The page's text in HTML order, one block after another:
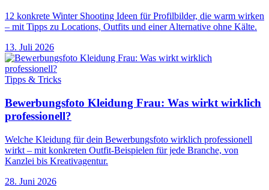
12 konkrete Winter Shooting Ideen für Profilbilder, die warm wirken
– mit Tipps zu Locations, Outfits und einer Alternative ohne Kälte.
13. Juli 2026
Tipps & Tricks
Bewerbungsfoto Kleidung Frau: Was wirkt wirklich
professionell?
Welche Kleidung für dein Bewerbungsfoto wirklich professionell
wirkt – mit konkreten Outfit-Beispielen für jede Branche, von
Kanzlei bis Kreativagentur.
28. Juni 2026